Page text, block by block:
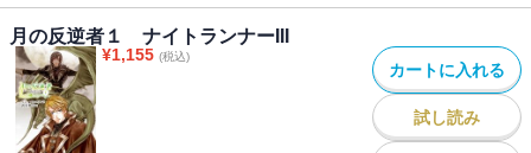
月の反逆者１ ナイトランナーIII
¥1,155 (税込)
カートに入れる
試し読み